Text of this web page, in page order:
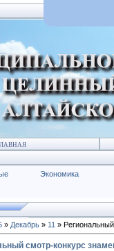
Экономика
» Декабрь » 11 »
смотр-конкурс